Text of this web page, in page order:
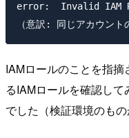
error:  Invalid IAM
IAMロールのことを指
るIAMロールを確認し
でした（検証環境のもの